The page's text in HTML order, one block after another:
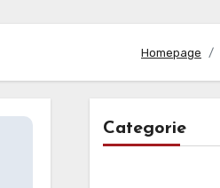
Homepage
Categorie